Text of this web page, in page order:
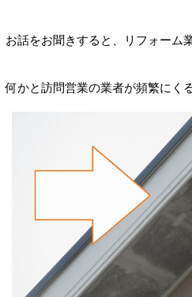
お話をお聞きすると、リフォーム
何かと訪問営業の業者が頻繁にく